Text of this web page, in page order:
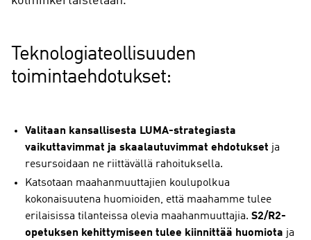
Teknologiateollisuuden
toimintaehdotukset:
Valitaan kansallisesta LUMA-strategiasta
vaikuttavimmat ja skaalautuvimmat ehdotukset ja
resursoidaan ne riittävällä rahoituksella.
Katsotaan maahanmuuttajien koulupolkua
kokonaisuutena huomioiden, että maahamme tulee
erilaisissa tilanteissa olevia maahanmuuttajia. S2/R2-
opetuksen kehittymiseen tulee kiinnittää huomiota ja